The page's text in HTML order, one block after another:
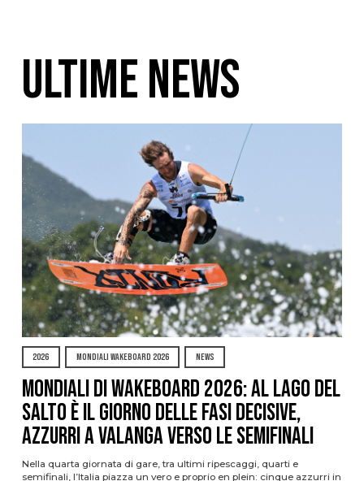
ULTIME NEWS
2026 MONDIALI WAKEBOARD 2026 NEWS
Mondiali di Wakeboard 2026: al Lago del
Salto è il giorno delle fasi decisive,
azzurri a valanga verso le semifinali
Nella quarta giornata di gare, tra ultimi ripescaggi, quarti e
semifinali, l’Italia piazza un vero e proprio en plein: cinque azzurri in